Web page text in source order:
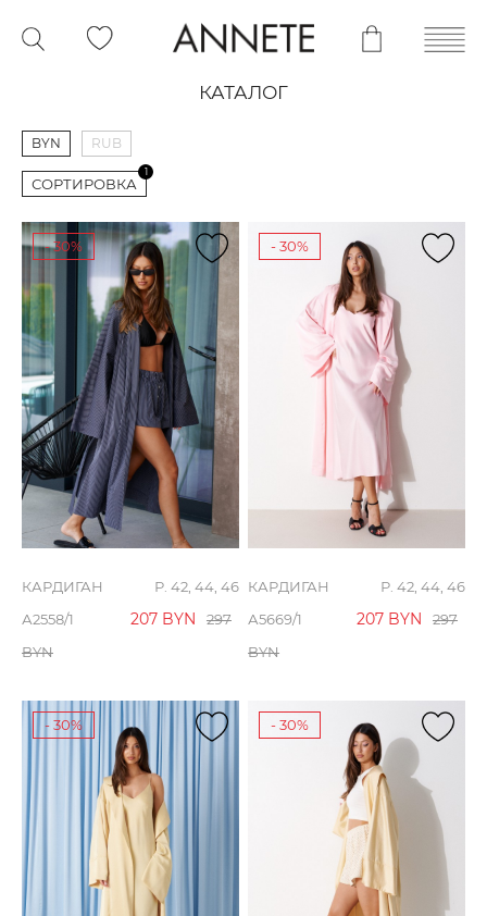
КАТАЛОГ
BYN RUB
СОРТИРОВКА
1
- 30%
КАРДИГАН
А2558/1
Р. 42, 44, 46
207BYN
297
BYN
- 30%
КАРДИГАН
А5669/1
Р. 42, 44, 46
207 BYN
297
BYN
- 30% - 30%